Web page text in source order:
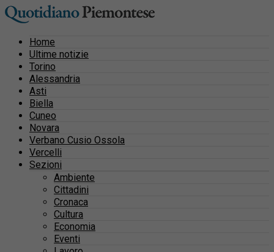
Home
Ultime notizie
Torino
Alessandria
Asti
Biella
Cuneo
Novara
Verbano Cusio Ossola
Vercelli
Sezioni
Ambiente
Cittadini
Cronaca
Cultura
Economia
Eventi